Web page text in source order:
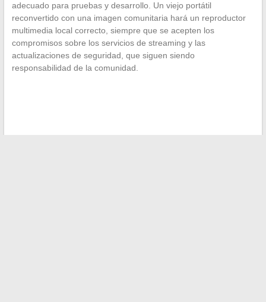
adecuado para pruebas y desarrollo. Un viejo portátil
reconvertido con una imagen comunitaria hará un reproductor
multimedia local correcto, siempre que se acepten los
compromisos sobre los servicios de streaming y las
actualizaciones de seguridad, que siguen siendo
responsabilidad de la comunidad.